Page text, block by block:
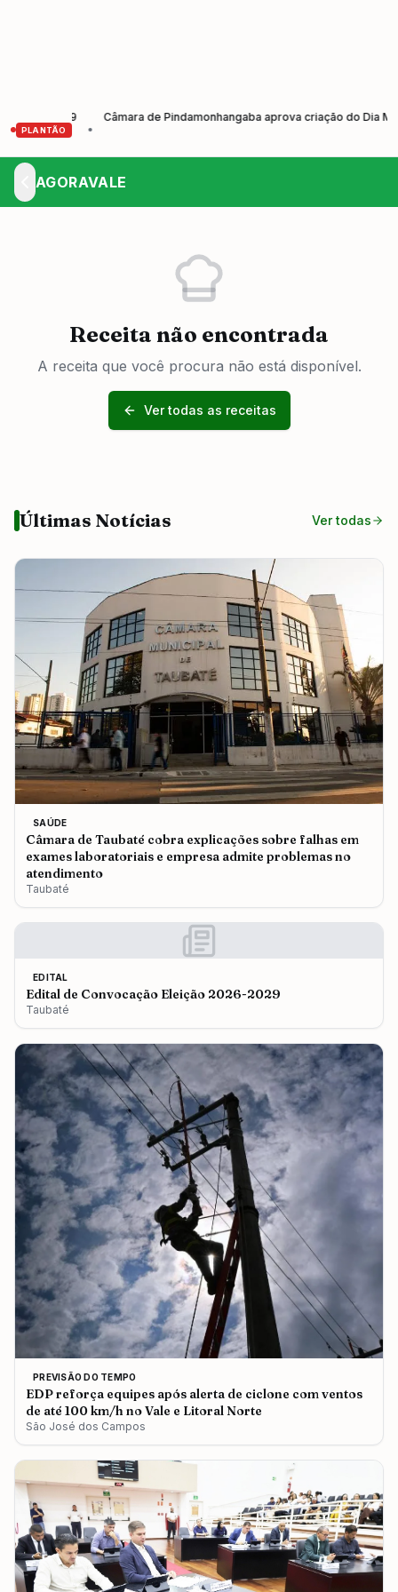
PLANTÃO
•
Câmara de Pindamonhangaba aprova criação do Dia
AGORAVALE
Receita não encontrada
A receita que você procura não está disponível.
Ver todas as receitas
Últimas Notícias Ver todas
SAÚDE
Câmara de Taubaté cobra explicações sobre falhas em
exames laboratoriais e empresa admite problemas no
atendimento
Taubaté
EDITAL
Edital de Convocação Eleição 2026-2029
Taubaté
PREVISÃO DO TEMPO
EDP reforça equipes após alerta de ciclone com ventos
de até 100 km/h no Vale e Litoral Norte
São José dos Campos